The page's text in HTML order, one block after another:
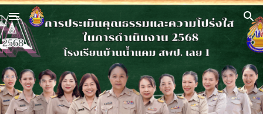
Skip to main content Skip to navigation